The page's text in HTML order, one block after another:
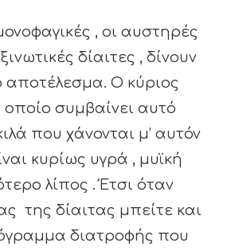
, οι αυστηρές
δίαιτες , δίνουν
αποτέλεσμα. Ο κύριος
οποίο συμβαίνει αυτό
που χάνονται μ’ αυτόν
κυρίως υγρά , μυϊκή
λίπος . Έτσι όταν
της δίαιτας μπείτε και
διατροφής που